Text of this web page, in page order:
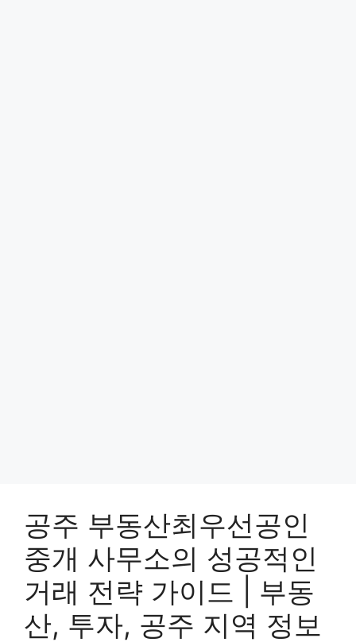
공주 부동산최우선공인
중개 사무소의 성공적인
거래 전략 가이드 | 부동
산, 투자, 공주 지역 정보